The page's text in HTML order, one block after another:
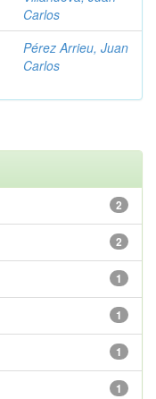
Carlos
Pérez Arrieu, Juan
Carlos
2
2
1
1
1
1